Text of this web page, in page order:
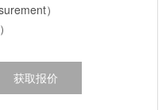
）
获取报价